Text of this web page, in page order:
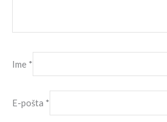
Ime *
E-pošta *